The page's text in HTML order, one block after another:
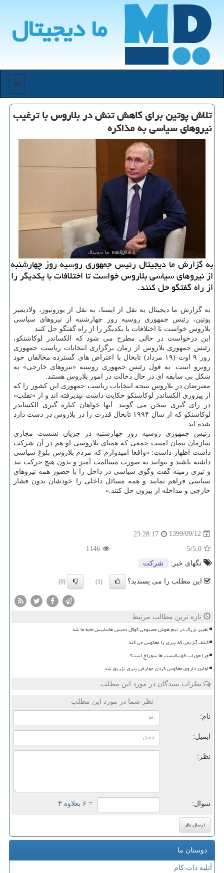
ما دیجیتال
منو
تلاش پوتین برای كاهش تنش در بلاروس با ترغیب
نیروهای سیاسی به مذاكره
به گزارش ما دیجیتال رئیس جمهوری روسیه روز چهارشنبه
از نیروهای سیاسی بلاروس خواست تا اختلافات با یكدیگر را
از راه گفتگو حل كنند.
به گزارش ما دیجیتال به نقل از ایسنا، به نقل از یورونیوز، ولادیمیر
پوتین، رئیس جمهوری روسیه روز چهارشنبه از نیروهای سیاسی
بلاروس خواست تا اختلافات با یکدیگر را از راه گفتگو حل کنند.
این درخواست در حالی مطرح می شود که الکساندر لوکاشنکو،
رئیس جمهوری بلاروس از زمان برگزاری انتخابات ریاست جمهوری
روز ۹ اوت (۱۹ مرداد) تابحال با اعتراض های گسترده مخالفان خود
روبرو است. به قول رئیس جمهوری روسیه «نیروهای خارجی» به
شکل بی سابقه ای در حال دخالت در امور بلاروس هستند.
معترضان در بلاروس نتیجه انتخابات ریاست جمهوری این کشور را که
از پیروزی الکساندر لوکاشنکو حکایت داشت نپذیرفته اند و از «تقلب»
در رای گیری سخن می گویند. آنها خواهان کناره گیری الکساندر
لوکاشنکو که از سال ۱۹۹۴ تابحال قدرت را در بلاروس در دست دارد
شده اند.
رئیس جمهوری روسیه روز چهارشنبه در جریان نشست مجازی
سازمان پیمان امنیت جمعی که همتای بلاروسی او هم در آن شرکت
داشت اظهار داشت: «واقعا امیدوارم که مردم بلاروس بلوغ سیاسی
داشته باشند و بتوانند به صورت مسالمت آمیز و بدون هیچ حرکت تند
و تیزی زمینه گفت وگوی سیاسی در داخل را با حضور همه نیروهای
سیاسی فراهم نمایند و همه مسائل داخلی را خودشان بدون فشار
خارجی و مداخله از بیرون حل کنند.»
1399/09/12
23:28:17
5.0
/5
1146
تگهای خبر:
شركت
این مطلب را می پسندید؟ (1)
(0)
تازه ترین مطالب مرتبط
تغییر بزرگ در تیم هوش مصنوعی گوگل دمیس هاسابیس جابه جا شد
کشف آنزیمی که پیری را معکوس می کند
چرا جوراب فوتبالیست ها سوراخ است؟
اولین داروی معکوس کردن عوارض پیری تزریق شد
نظرات بینندگان در مورد این مطلب
نظر شما در مورد این مطلب
نام:
ایمیل:
نظر:
سوال: = ۶ بعلاوه ۳
دوستان ما
آتلیه دات کام